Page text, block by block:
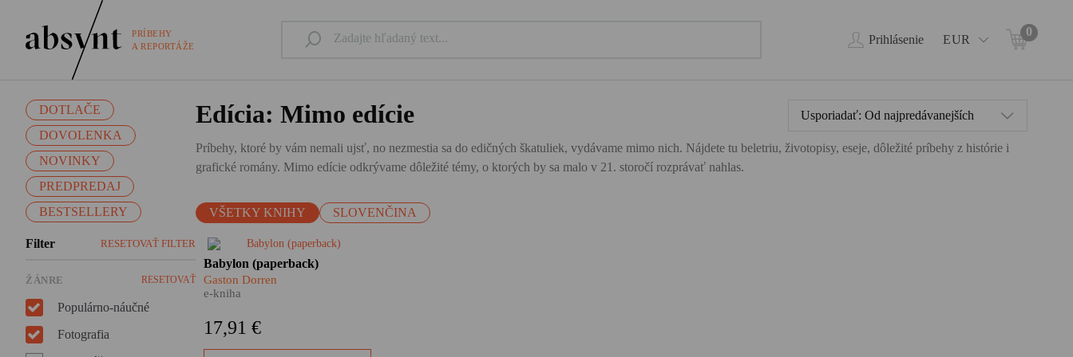
PRÍBEHY
A REPORTÁŽE
Prihlásenie EUR
0
DOTLAČE
DOVOLENKA
NOVINKY
PREDPREDAJ
BESTSELLERY
Filter RESETOVAŤ FILTER
ŽÁNRE RESETOVAŤ
Populárno-náučné
Fotografia
Edícia: Mimo edície
Príbehy, ktoré by vám nemali ujsť, no nezmestia sa do edičných škatuliek, vydávame mimo nich. Nájdete tu beletriu, životopisy, eseje, dôležité príbehy z histórie i
grafické romány. Mimo edície odkrývame dôležité témy, o ktorých by sa malo v 21. storočí rozprávať nahlas.
VŠETKY KNIHY SLOVENČINA
Usporiadať: Od najpredávanejších
​Ako sa môžete čo
najefektívnejšie naučiť po
vietnamsky? Prečo je nemčina
komunikujú Indonézania,
Babylon (paperback)
Gaston Dorren
e-kniha
17,91 €